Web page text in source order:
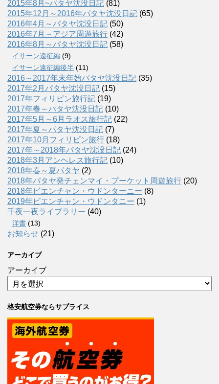
2015年8月~パタヤ沈没日記 (81)
2015年12月～2016年パタヤ沈没日記 (65)
2016年4月～パタヤ沈没日記 (50)
2016年7月～アジア周遊旅行 (42)
2016年8月～パタヤ沈没日記 (58)
イサーン遠征編 (9)
イサーン遠征編後半 (11)
2016～2017年末年始パタヤ沈没日記 (35)
2017年2月パタヤ沈没日記 (15)
2017年フィリピン旅行記 (19)
2017年春～パタヤ沈没日記 (10)
2017年5月～6月ラオス旅行記 (22)
2017年夏～パタヤ沈没日記 (7)
2017年10月フィリピン旅行 (18)
2017年～2018年パタヤ沈没日記 (24)
2018年3月アンヘレス旅行記 (10)
2018年春～夏パタヤ (2)
2018年パタヤ発チェンマイ・プーケット周遊旅行 (20)
2018年ビエンチャン・ウドンターニー (8)
2019年ビエンチャン・ウドンタニー (1)
千夜一夜ライブラリー (40)
洋書 (13)
お知らせ (21)
アーカイブ
アーカイブ
格安航空券ならサプライス